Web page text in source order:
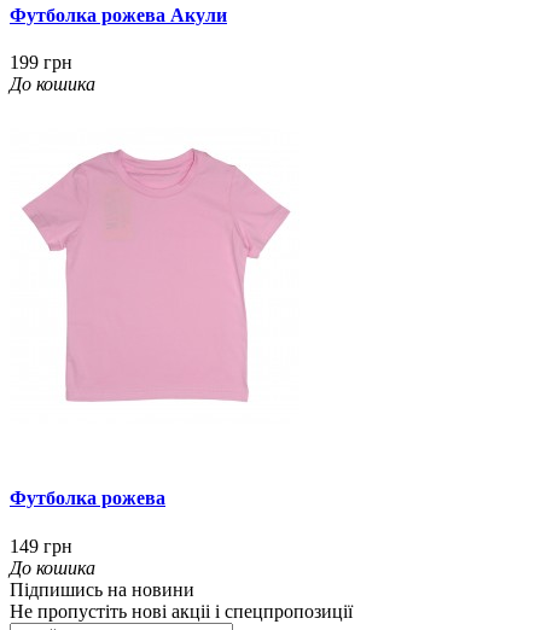
Футболка рожева Акули
199 грн
До кошика
Футболка рожева
149 грн
До кошика
Підпишись на новини
Не пропустіть нові акціі і спецпропозиції